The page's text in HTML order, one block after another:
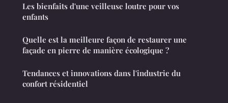
Les bienfaits d'une veilleuse loutre pour vos
enfants
Quelle est la meilleure façon de restaurer une
façade en pierre de manière écologique ?
Tendances et innovations dans l'industrie du
confort résidentiel